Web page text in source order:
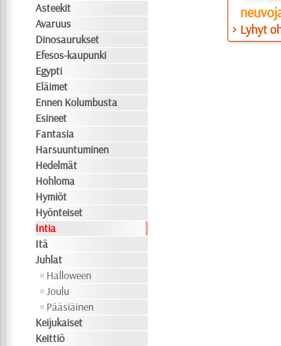
Asteekit
Avaruus
Dinosaurukset
Efesos-kaupunki
Egypti
Eläimet
Ennen Kolumbusta
Esineet
Fantasia
Harsuuntuminen
Hedelmät
Hohloma
Hymiöt
Hyönteiset
Intia
Itä
Juhlat
Halloween
Joulu
Pääsiäinen
Keijukaiset
Keittiö
> Lyhyt